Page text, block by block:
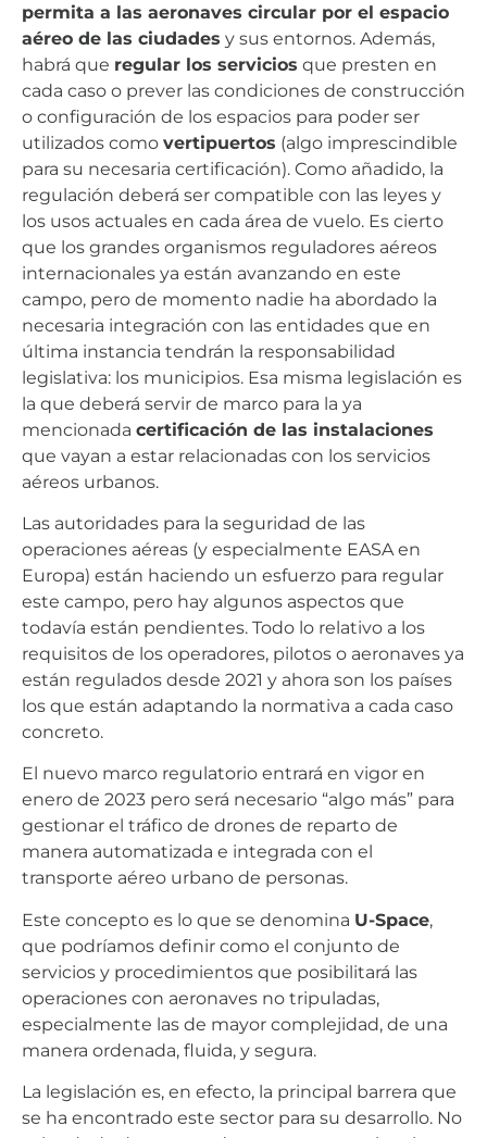
permita a las aeronaves circular por el espacio
aéreo de las ciudades y sus entornos. Además,
habrá que regular los servicios que presten en
cada caso o prever las condiciones de construcción
o configuración de los espacios para poder ser
utilizados como vertipuertos (algo imprescindible
para su necesaria certificación). Como añadido, la
regulación deberá ser compatible con las leyes y
los usos actuales en cada área de vuelo. Es cierto
que los grandes organismos reguladores aéreos
internacionales ya están avanzando en este
campo, pero de momento nadie ha abordado la
necesaria integración con las entidades que en
última instancia tendrán la responsabilidad
legislativa: los municipios. Esa misma legislación es
la que deberá servir de marco para la ya
mencionada certificación de las instalaciones
que vayan a estar relacionadas con los servicios
aéreos urbanos.
Las autoridades para la seguridad de las
operaciones aéreas (y especialmente EASA en
Europa) están haciendo un esfuerzo para regular
este campo, pero hay algunos aspectos que
todavía están pendientes. Todo lo relativo a los
requisitos de los operadores, pilotos o aeronaves ya
están regulados desde 2021 y ahora son los países
los que están adaptando la normativa a cada caso
concreto.
El nuevo marco regulatorio entrará en vigor en
enero de 2023 pero será necesario “algo más” para
gestionar el tráfico de drones de reparto de
manera automatizada e integrada con el
transporte aéreo urbano de personas.
Este concepto es lo que se denomina U-Space,
que podríamos definir como el conjunto de
servicios y procedimientos que posibilitará las
operaciones con aeronaves no tripuladas,
especialmente las de mayor complejidad, de una
manera ordenada, fluida, y segura.
La legislación es, en efecto, la principal barrera que
se ha encontrado este sector para su desarrollo. No